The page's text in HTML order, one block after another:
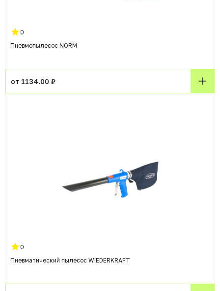
0
Пневмопылесос NORM
от 1134.00 ₽
0
Пневматический пылесос WIEDERKRAFT